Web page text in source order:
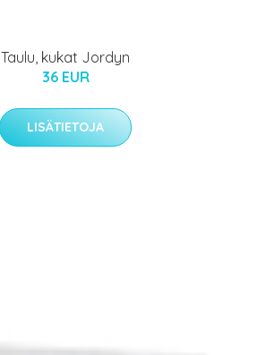
Taulu, kukat Jordyn
36 EUR
LISÄTIETOJA